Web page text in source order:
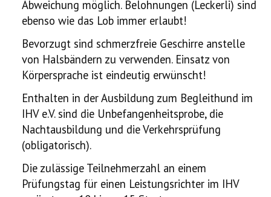
Abweichung möglich. Belohnungen (Leckerli) sind
ebenso wie das Lob immer erlaubt!
Bevorzugt sind schmerzfreie Geschirre anstelle
von Halsbändern zu verwenden. Einsatz von
Körpersprache ist eindeutig erwünscht!
Enthalten in der Ausbildung zum Begleithund im
IHV e.V. sind die Unbefangenheitsprobe, die
Nachtausbildung und die Verkehrsprüfung
(obligatorisch).
Die zulässige Teilnehmerzahl an einem
Prüfungstag für einen Leistungsrichter im IHV